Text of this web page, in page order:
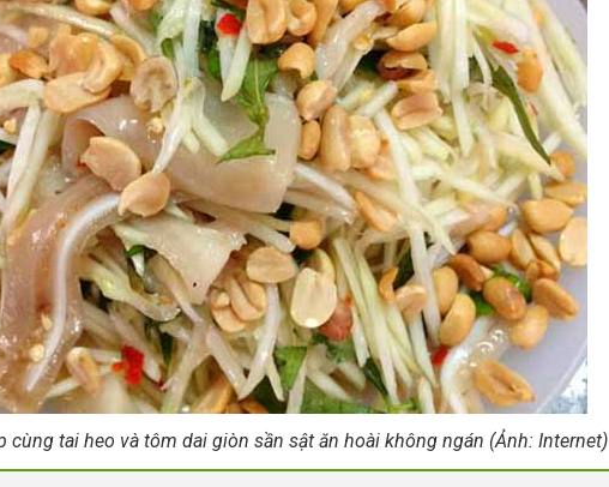
cùng tai heo và tôm dai giòn sần sật ăn hoài không ngán (Ảnh: Internet)